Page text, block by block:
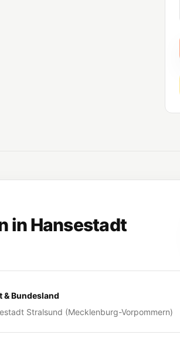
inHansestadt
& Bundesland
Stralsund (Mecklenburg-Vorpommern)